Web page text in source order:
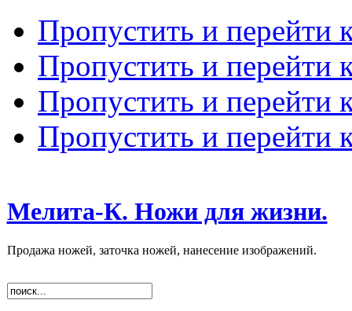
Пропустить и перейти
Пропустить и перейти
Пропустить и перейти
Пропустить и перейти
Мелита-К. Ножи для жизни.
Продажа ножей, заточка ножей, нанесение изображений.